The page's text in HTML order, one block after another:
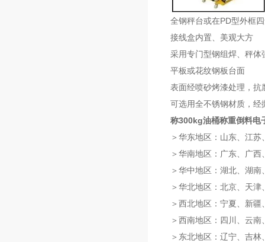
全钢秤台或在PD型外框
接线盒内置、美观大方
采用专门型钢组焊、秤体
平板或花纹钢板台面
表面经喷砂烤漆处理，抗
可选用全不锈钢材质，经
称300kg油桶称重倒料电
＞华东地区：山东、江
＞华南地区：广东、广西
＞华中地区：湖北、湖南
＞华北地区：北京、天
＞西北地区：宁夏、新
＞西南地区：四川、云
＞东北地区：辽宁、吉林